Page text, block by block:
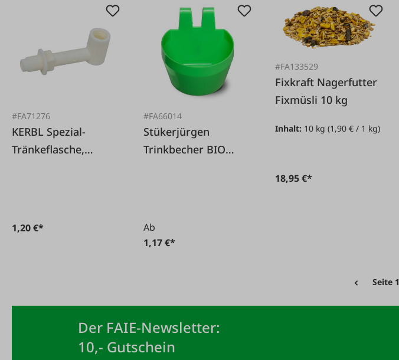
#FA71276
KERBL Spezial-
Tränkeflasche,
1,20 €*
#FA66014
Stükerjürgen
Trinkbecher BIO
Ab
1,17 €*
#FA133529
Fixkraft Nagerfutter
Fixmüsli 10 kg
Inhalt: 10 kg(1,90 € / 1 kg)
18,95 €*
Seite 1
Der FAIE-Newsletter:
10,- Gutschein